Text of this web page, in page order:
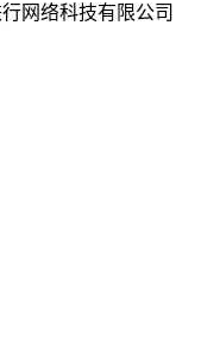
网络科技有限公司